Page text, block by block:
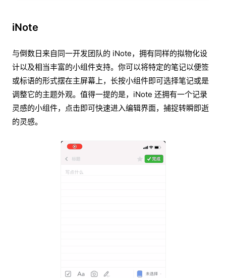
iNote
与倒数日来自同一开发团队的 iNote，拥有同样的拟物化设
计以及相当丰富的小组件支持。你可以将特定的笔记以便签
或标语的形式摆在主屏幕上，长按小组件即可选择笔记或是
调整它的主题外观。值得一提的是，iNote 还拥有一个记录
灵感的小组件，点击即可快速进入编辑界面，捕捉转瞬即逝
的灵感。